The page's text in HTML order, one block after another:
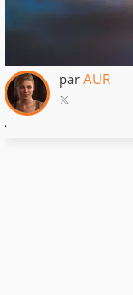
par AUR
.